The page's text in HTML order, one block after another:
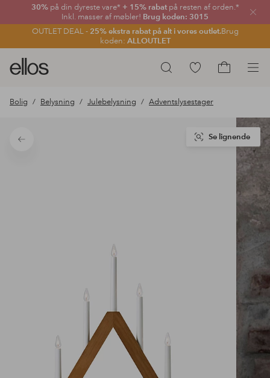
30% på din dyreste vare* + 15% rabatpå resten af orden.*
Inkl. masser af møbler! Brug koden: 3015
OUTLET DEAL - 25% ekstra rabat på alt i vores outlet.Brug
koden: ALLOUTLET
Luk
Søg
Ellos
logo
gå
forsiden
Gå
produkter
Bolig Belysning Julebelysning Adventslysestager
Tilbage
Se lignende